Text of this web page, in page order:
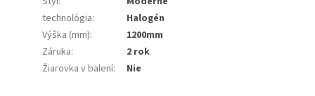
technológia:
Halogén
Výška (mm):
1200mm
Záruka:
2 rok
Žiarovka v balení: Nie